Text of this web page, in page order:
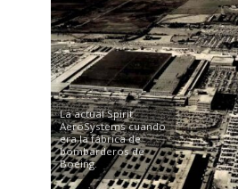
La actual Spirit
AeroSystems cuando
era la fábrica de
bombarderos de
Boeing.